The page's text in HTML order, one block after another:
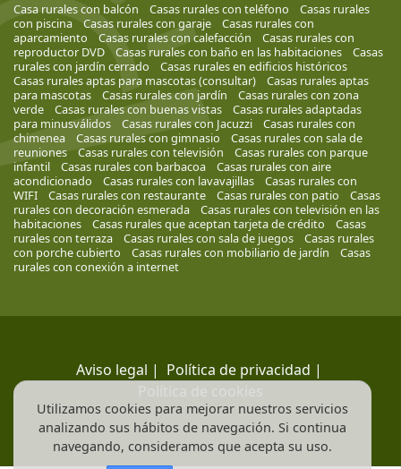
Casa rurales con balcón Casas rurales con teléfono
Casas rurales
con piscina
Casas rurales con garaje
Casas rurales con
aparcamiento
Casas rurales con calefacción
Casas rurales con
reproductor DVD
Casas rurales con baño en las habitaciones
Casas
rurales con jardín cerrado
Casas rurales en edificios históricos
Casas rurales aptas para mascotas (consultar)
Casas rurales aptas
para mascotas
Casas rurales con jardín
Casas rurales con zona
verde
Casas rurales con buenas vistas
Casas rurales adaptadas
para minusválidos
Casas rurales con Jacuzzi
Casas rurales con
chimenea
Casas rurales con gimnasio
Casas rurales con sala de
reuniones
Casas rurales con televisión
Casas rurales con parque
infantil
Casas rurales con barbacoa
Casas rurales con aire
acondicionado
Casas rurales con lavavajillas
Casas rurales con
WIFI
Casas rurales con restaurante Casas rurales con patio
Casas
rurales con decoración esmerada
Casas rurales con televisión en las
habitaciones
Casas rurales que aceptan tarjeta de crédito
Casas
rurales con terraza
Casas rurales con sala de juegos
Casas rurales
con porche cubierto
Casas rurales con mobiliario de jardín
Casas
rurales con conexión a internet
Aviso legal | Política de privacidad |
Política de cookies
Utilizamos cookies para mejorar nuestros servicios
analizando sus hábitos de navegación. Si continua
navegando, consideramos que acepta su uso.